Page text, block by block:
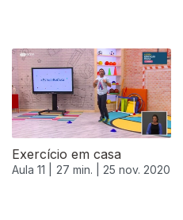
Exercício em casa
Aula 11 | 27 min. | 25 nov. 2020
508724